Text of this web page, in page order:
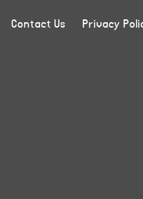
Privacy
Contact Us